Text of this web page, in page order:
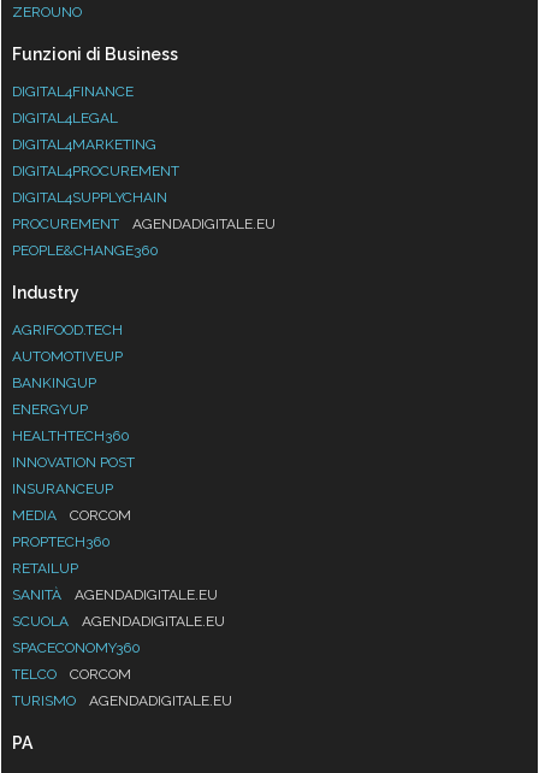
ZEROUNO
Funzioni di Business
DIGITAL4FINANCE
DIGITAL4LEGAL
DIGITAL4MARKETING
DIGITAL4PROCUREMENT
DIGITAL4SUPPLYCHAIN
PROCUREMENT
AGENDADIGITALE.EU
PEOPLE&CHANGE360
Industry
AGRIFOOD.TECH
AUTOMOTIVEUP
BANKINGUP
ENERGYUP
HEALTHTECH360
INNOVATION POST
INSURANCEUP
MEDIA
CORCOM
PROPTECH360
RETAILUP
SANITÀ
AGENDADIGITALE.EU
SCUOLA
AGENDADIGITALE.EU
SPACECONOMY360
TELCO
CORCOM
TURISMO
AGENDADIGITALE.EU
PA